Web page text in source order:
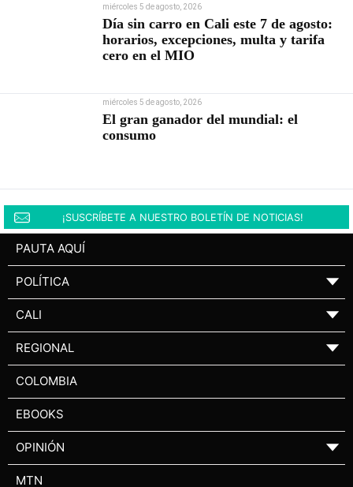
miércoles 5 de agosto, 2026
Día sin carro en Cali este 7 de agosto:
horarios, excepciones, multa y tarifa
cero en el MIO
miércoles 5 de agosto, 2026
El gran ganador del mundial: el
consumo
¡SUSCRÍBETE A NUESTRO BOLETÍN DE NOTICIAS!
PAUTA AQUÍ
POLÍTICA ▼
CALI ▼
REGIONAL ▼
COLOMBIA
EBOOKS
OPINIÓN ▼
MTN